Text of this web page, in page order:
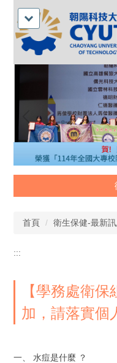
首頁 衛生保健-最新訊
:::
【學務處衛
加，請落實個
一、 水痘是什麼 ？